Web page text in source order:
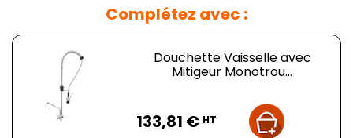
La flexibilité est un autre point fort majeur de cette
douchette. La tête d'arrosage, orientable à 360 degrés,
offre une range de mouvement exceptionnelle,
permettant d'atteindre tous les coins et recoins sans
aucune difficulté. Le col de cygne, avec sa sortie
orientable, ajoute une dimension supplémentaire de
maniabilité, rendant toute tâche de nettoyage un jeu
Complétez avec :
Douchette Vaisselle avec
Mitigeur Monotrou...
133,81 € HT